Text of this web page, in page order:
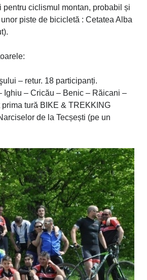
ciclismul montan, probabil și
piste de bicicletă : Cetatea Alba
– retur. 18 participanți.
Ighiu – Cricău – Benic – Răicani –
tură BIKE & TREKKING
de la Tecșești (pe un